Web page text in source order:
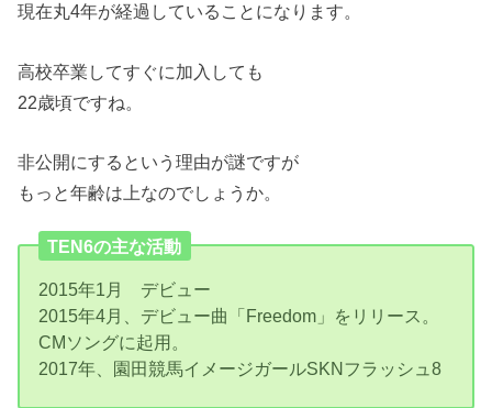
現在丸4年が経過していることになります。
高校卒業してすぐに加入しても
22歳頃ですね。
非公開にするという理由が謎ですが
もっと年齢は上なのでしょうか。
TEN6の主な活動
2015年1月 デビュー
2015年4月、デビュー曲「Freedom」をリリース。
CMソングに起用。
2017年、園田競馬イメージガールSKNフラッシュ8